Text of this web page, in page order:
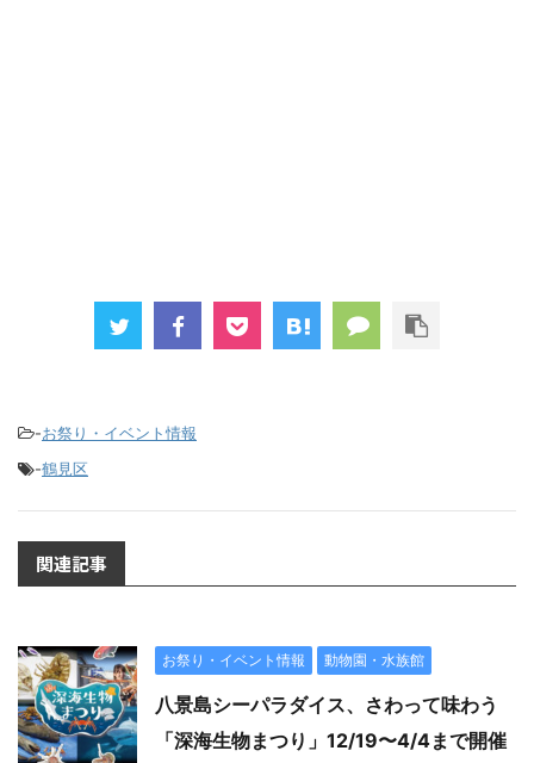
-お祭り・イベント情報
-鶴見区
関連記事
お祭り・イベント情報 動物園・水族館
八景島シーパラダイス、さわって味わう
「深海生物まつり」12/19〜4/4まで開催